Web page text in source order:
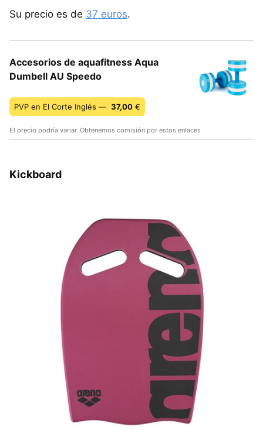
Su precio es de 37 euros.
Accesorios de aquafitness Aqua
Dumbell AU Speedo
PVP en El Corte Inglés — 37,00 €
El precio podría variar. Obtenemos comisión por estos enlaces
Kickboard